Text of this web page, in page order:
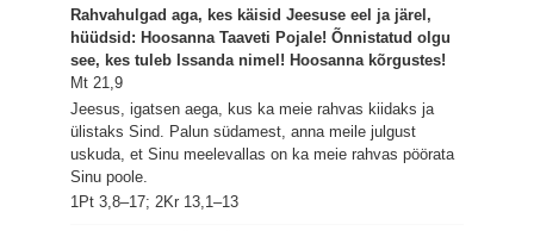
Rahvahulgad aga, kes käisid Jeesuse eel ja järel,
hüüdsid: Hoosanna Taaveti Pojale! Õnnistatud olgu
see, kes tuleb Issanda nimel! Hoosanna kõrgustes!
Mt 21,9
Jeesus, igatsen aega, kus ka meie rahvas kiidaks ja
ülistaks Sind. Palun südamest, anna meile julgust
uskuda, et Sinu meelevallas on ka meie rahvas pöörata
Sinu poole.
1Pt 3,8–17; 2Kr 13,1–13